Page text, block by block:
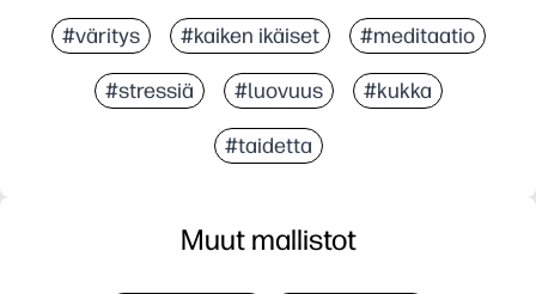
#väritys #kaiken ikäiset #meditaatio
#stressiä #luovuus #kukka
#taidetta
Muut mallistot